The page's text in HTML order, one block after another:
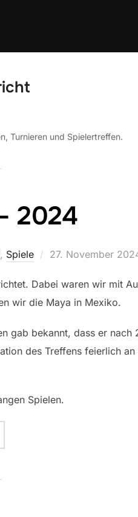
Turnieren und Spielertreffen.
2024
, Spiele
Veröffentlicht
27. November
Dabei waren wir mit
wir die Maya in Mexiko.
gab bekannt, dass er
des Treffens feierlich
Spielen.
– 2024“